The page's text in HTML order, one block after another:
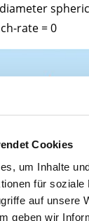
Cookies
um Inhalte
für soziale
auf unsere
geben wir
rate = 0